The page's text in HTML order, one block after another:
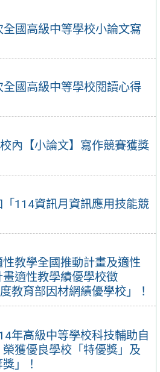
國高級中等學校小論文寫
國高級中等學校閱讀心得
內【小論文】寫作競賽獲獎
114資訊月資訊應用技能競
教學全國推動計畫及適性
適性教學績優學校徵
教育部因材網績優學校」！
年高級中等學校科技輔助自
獲優良學校「特優獎」及
」！